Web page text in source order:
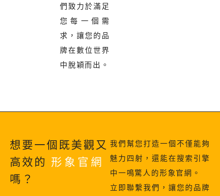
們致力於滿足
您每一個需
求，讓您的品
牌在數位世界
中脫穎而出。
想要一個既美觀又
高效的 形象官網
嗎？
我們幫您打造一個不僅能夠
魅力四射，還能在搜索引擎
中一鳴驚人的形象官網。
立即聯繫我們，讓您的品牌